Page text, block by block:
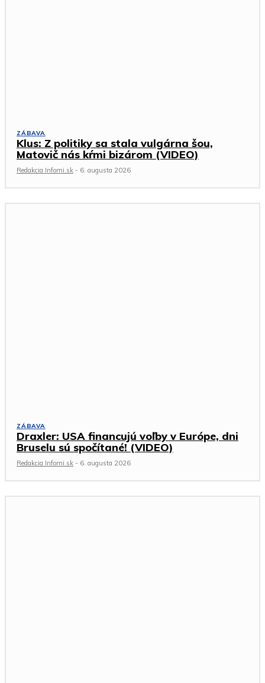
ZÁBAVA
Klus: Z politiky sa stala vulgárna šou,
Matovič nás kŕmi bizárom (VIDEO)
Redakcia Infomi.sk - 6. augusta 2026
ZÁBAVA
Draxler: USA financujú voľby v Európe, dni
Bruselu sú spočítané! (VIDEO)
Redakcia Infomi.sk - 6. augusta 2026